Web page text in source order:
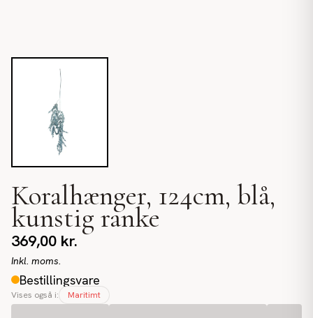
Koralhænger, 124cm, blå,
kunstig ranke
369,00 kr.
Inkl. moms.
Bestillingsvare
Vises også i: Maritimt